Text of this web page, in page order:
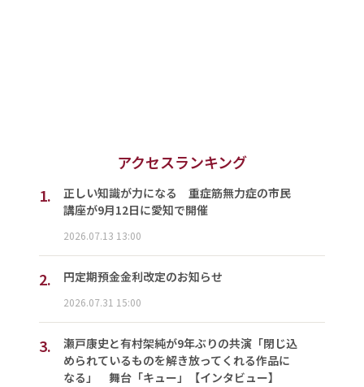
アクセスランキング
1.
正しい知識が力になる 重症筋無力症の市民
講座が9月12日に愛知で開催
2026.07.13 13:00
2. 円定期預金金利改定のお知らせ
2026.07.31 15:00
3.
瀬戸康史と有村架純が9年ぶりの共演「閉じ込
められているものを解き放ってくれる作品に
なる」 舞台「キュー」【インタビュー】